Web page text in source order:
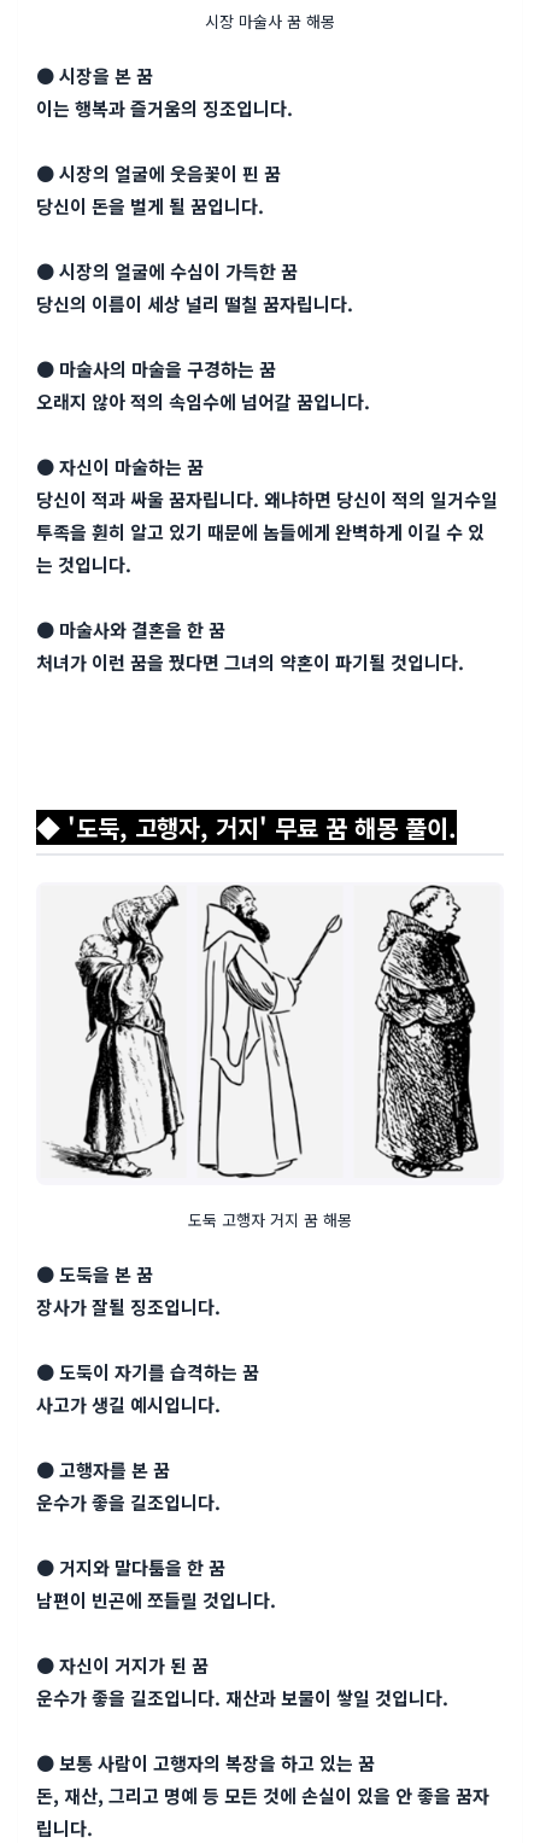
시장 마술사 꿈 해몽
● 시장을 본 꿈
이는 행복과 즐거움의 징조입니다.
● 시장의 얼굴에 웃음꽃이 핀 꿈
당신이 돈을 벌게 될 꿈입니다.
● 시장의 얼굴에 수심이 가득한 꿈
당신의 이름이 세상 널리 떨칠 꿈자립니다.
● 마술사의 마술을 구경하는 꿈
오래지 않아 적의 속임수에 넘어갈 꿈입니다.
● 자신이 마술하는 꿈
당신이 적과 싸울 꿈자립니다. 왜냐하면 당신이 적의 일거수일
투족을 훤히 알고 있기 때문에 놈들에게 완벽하게 이길 수 있
는 것입니다.
● 마술사와 결혼을 한 꿈
처녀가 이런 꿈을 꿨다면 그녀의 약혼이 파기될 것입니다.
◆ '도둑, 고행자, 거지' 무료 꿈 해몽 풀이.
도둑 고행자 거지 꿈 해몽
● 도둑을 본 꿈
장사가 잘될 징조입니다.
● 도둑이 자기를 습격하는 꿈
사고가 생길 예시입니다.
● 고행자를 본 꿈
운수가 좋을 길조입니다.
● 거지와 말다툼을 한 꿈
남편이 빈곤에 쪼들릴 것입니다.
● 자신이 거지가 된 꿈
운수가 좋을 길조입니다. 재산과 보물이 쌓일 것입니다.
● 보통 사람이 고행자의 복장을 하고 있는 꿈
돈, 재산, 그리고 명예 등 모든 것에 손실이 있을 안 좋을 꿈자
립니다.